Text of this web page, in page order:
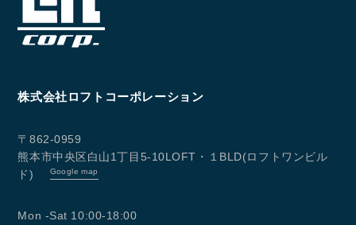
株式会社ロフトコーポレーション
〒862-0959
熊本市中央区白山1丁目5-10LOFT・１BLD(ロフトワンビル
ド)
Google map
Mon -Sat 10:00-18:00